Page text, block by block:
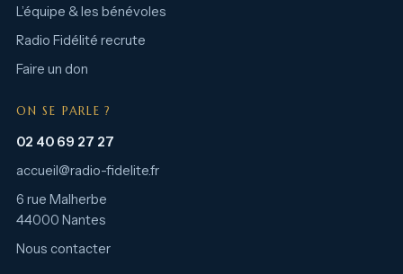
L’équipe & les bénévoles
Radio Fidélité recrute
Faire un don
ON SE PARLE ?
02 40 69 27 27
accueil@radio-fidelite.fr
6 rue Malherbe
44000 Nantes
Nous contacter